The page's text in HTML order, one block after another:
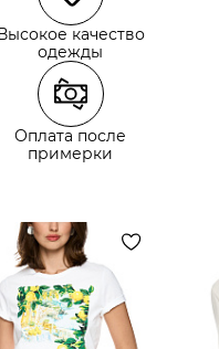
качество
одежды
Оплата после
примерки